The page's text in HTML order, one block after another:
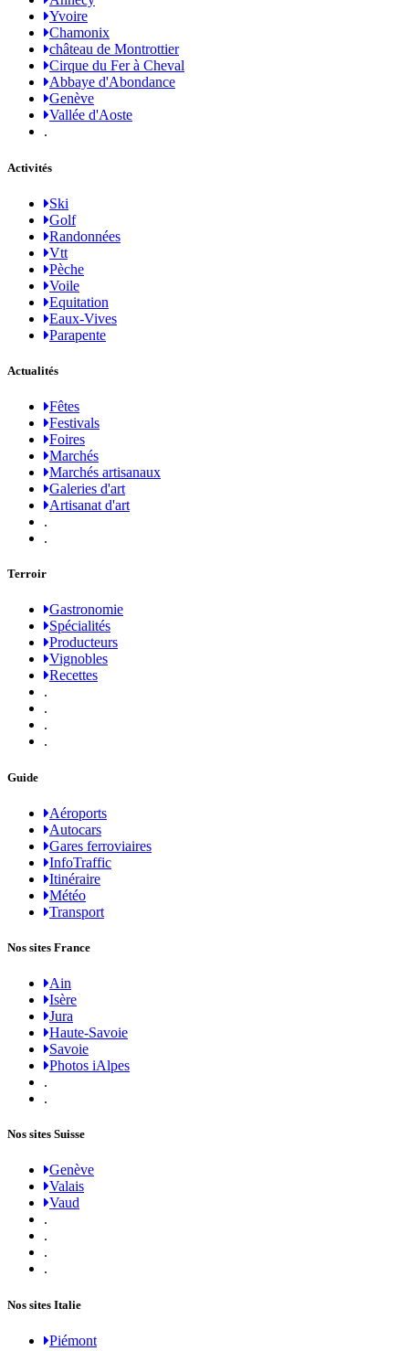
Yvoire
Chamonix
château de Montrottier
Cirque du Fer à Cheval
Abbaye d'Abondance
Genève
Vallée d'Aoste
.
Activités
Ski
Golf
Randonnées
Vtt
Pèche
Voile
Equitation
Eaux-Vives
Parapente
Actualités
Fêtes
Festivals
Foires
Marchés
Marchés artisanaux
Galeries d'art
Artisanat d'art
.
.
Terroir
Gastronomie
Spécialités
Producteurs
Vignobles
Recettes
.
.
.
.
Guide
Aéroports
Autocars
Gares ferroviaires
InfoTraffic
Itinéraire
Météo
Transport
Nos sites France
Ain
Isère
Jura
Haute-Savoie
Savoie
Photos iAlpes
.
.
Nos sites Suisse
Genève
Valais
Vaud
.
.
.
.
Nos sites Italie
Piémont